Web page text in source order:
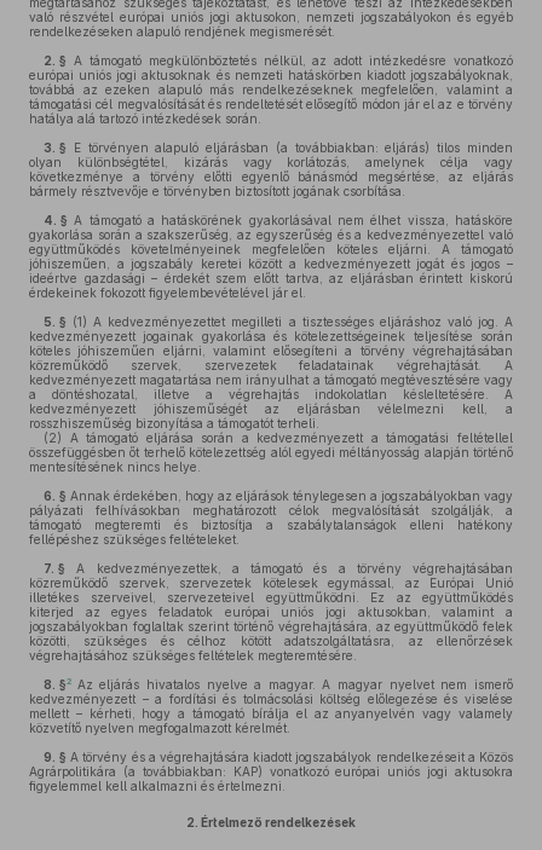
való részvétel európai uniós jogi aktusokon, nemzeti jogszabályokon és egyéb
rendelkezéseken alapuló rendjének megismerését.
2. § A támogató megkülönböztetés nélkül, az adott intézkedésre vonatkozó
európai uniós jogi aktusoknak és nemzeti hatáskörben kiadott jogszabályoknak,
továbbá az ezeken alapuló más rendelkezéseknek megfelelően, valamint a
támogatási cél megvalósítását és rendeltetését elősegítő módon jár el az e törvény
hatálya alá tartozó intézkedések során.
3. § E törvényen alapuló eljárásban (a továbbiakban: eljárás) tilos minden
olyan különbségtétel, kizárás vagy korlátozás, amelynek célja vagy
következménye a törvény előtti egyenlő bánásmód megsértése, az eljárás
bármely résztvevője e törvényben biztosított jogának csorbítása.
4. § A támogató a hatáskörének gyakorlásával nem élhet vissza, hatásköre
gyakorlása során a szakszerűség, az egyszerűség és a kedvezményezettel való
együttműködés követelményeinek megfelelően köteles eljárni. A támogató
jóhiszeműen, a jogszabály keretei között a kedvezményezett jogát és jogos –
ideértve gazdasági – érdekét szem előtt tartva, az eljárásban érintett kiskorú
érdekeinek fokozott figyelembevételével jár el.
5. § (1) A kedvezményezettet megilleti a tisztességes eljáráshoz való jog. A
kedvezményezett jogainak gyakorlása és kötelezettségeinek teljesítése során
köteles jóhiszeműen eljárni, valamint elősegíteni a törvény végrehajtásában
közreműködő szervek, szervezetek feladatainak végrehajtását. A
kedvezményezett magatartása nem irányulhat a támogató megtévesztésére vagy
a döntéshozatal, illetve a végrehajtás indokolatlan késleltetésére. A
kedvezményezett jóhiszeműségét az eljárásban vélelmezni kell, a
rosszhiszeműség bizonyítása a támogatót terheli.
(2) A támogató eljárása során a kedvezményezett a támogatási feltétellel
összefüggésben őt terhelő kötelezettség alól egyedi méltányosság alapján történő
mentesítésének nincs helye.
6. § Annak érdekében, hogy az eljárások ténylegesen a jogszabályokban vagy
pályázati felhívásokban meghatározott célok megvalósítását szolgálják, a
támogató megteremti és biztosítja a szabálytalanságok elleni hatékony
fellépéshez szükséges feltételeket.
7. § A kedvezményezettek, a támogató és a törvény végrehajtásában
közreműködő szervek, szervezetek kötelesek egymással, az Európai Unió
illetékes szerveivel, szervezeteivel együttműködni. Ez az együttműködés
kiterjed az egyes feladatok európai uniós jogi aktusokban, valamint a
jogszabályokban foglaltak szerint történő végrehajtására, az együttműködő felek
közötti, szükséges és célhoz kötött adatszolgáltatásra, az ellenőrzések
végrehajtásához szükséges feltételek megteremtésére.
8. §2 Az eljárás hivatalos nyelve a magyar. A magyar nyelvet nem ismerő
kedvezményezett – a fordítási és tolmácsolási költség előlegezése és viselése
mellett – kérheti, hogy a támogató bírálja el az anyanyelvén vagy valamely
közvetítő nyelven megfogalmazott kérelmét.
9. § A törvény és a végrehajtására kiadott jogszabályok rendelkezéseit a Közös
Agrárpolitikára (a továbbiakban: KAP) vonatkozó európai uniós jogi aktusokra
figyelemmel kell alkalmazni és értelmezni.
2. Értelmező rendelkezések